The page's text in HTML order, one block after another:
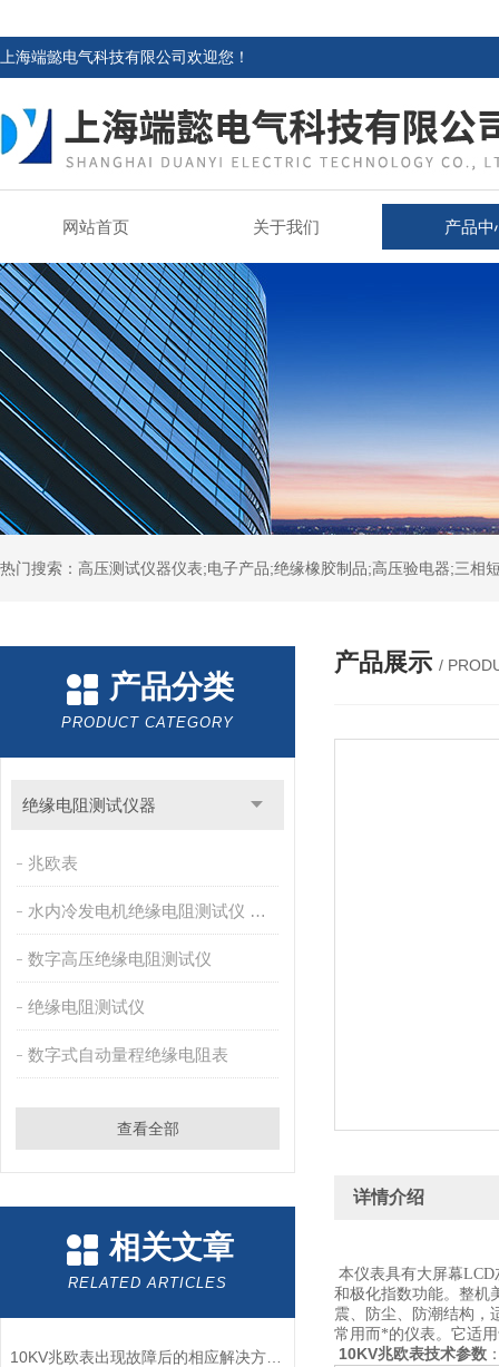
上海端懿电气科技有限公司欢迎您！
网站首页 关于我们 产品中
热门搜索：高压测试仪器仪表;电子产品;绝缘橡胶制品;高压验电器;三
产品分类
PRODUCT CATEGORY
绝缘电阻测试仪器
兆欧表
水内冷发电机绝缘电阻测试仪 兆欧表
数字高压绝缘电阻测试仪
绝缘电阻测试仪
数字式自动量程绝缘电阻表
查看全部
相关文章
RELATED ARTICLES
10KV兆欧表出现故障后的相应解决方法分享
产品展示 /
详情介绍
本仪表具有大屏幕
和极化指数功能。整机
震、防尘、防潮结构，
常用而*的仪表。它适
10KV兆欧表技术参数